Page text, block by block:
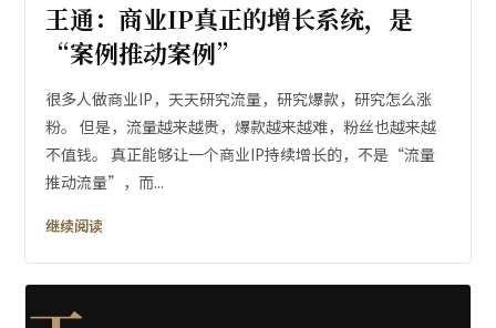
王通：商业IP真正的增长系统，是
“案例推动案例”
很多人做商业IP，天天研究流量，研究爆款，研究怎么涨
粉。 但是，流量越来越贵，爆款越来越难，粉丝也越来越
不值钱。 真正能够让一个商业IP持续增长的，不是“流量
推动流量”，而...
继续阅读